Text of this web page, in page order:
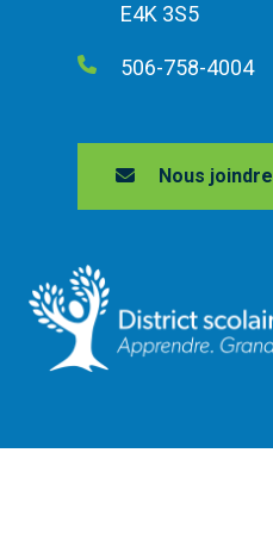
E4K 3S5
506-758-4004
Nous